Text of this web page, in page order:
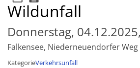
Wildunfall
Donnerstag,
Falkensee, Niederneuendorfer Weg
KategorieVerkehrsunfall